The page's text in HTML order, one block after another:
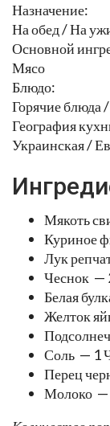
Назначение:
На обед / На
Основной
Мясо
Блюдо:
Горячие блюда
География
Украинская /
Мякоть
Куриное
Лук
Чеснок —
Белая
Желток
Соль — 1
Перец
Молоко —